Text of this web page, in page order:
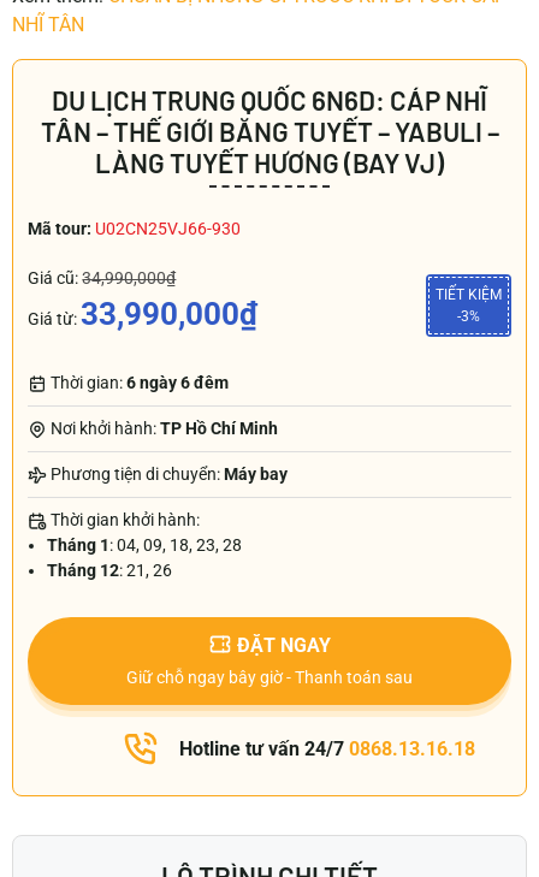
NHĨ TÂN
DU LỊCH TRUNG QUỐC 6N6D: CÁP NHĨ
TÂN – THẾ GIỚI BĂNG TUYẾT – YABULI –
LÀNG TUYẾT HƯƠNG (BAY VJ)
Mã tour: U02CN25VJ66-930
Giá cũ:34,990,000₫
Giá từ:33,990,000₫
TIẾT KIỆM
-3%
Thời gian:6 ngày 6 đêm
Nơi khởi hành:TP Hồ Chí Minh
Phương tiện di chuyển:Máy bay
Thời gian khởi hành:
Tháng 1: 04, 09, 18, 23, 28
Tháng 12: 21, 26
ĐẶT NGAY
Giữ chỗ ngay bây giờ - Thanh toán sau
Hotline tư vấn 24/7 0868.13.16.18